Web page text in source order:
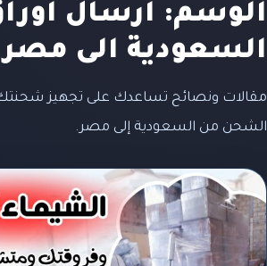
الوسم: ارسال
السعودية الى مصر
مقالات ونصائح تساعدك على تجهيز
الشحن من السعودية إلى مصر.